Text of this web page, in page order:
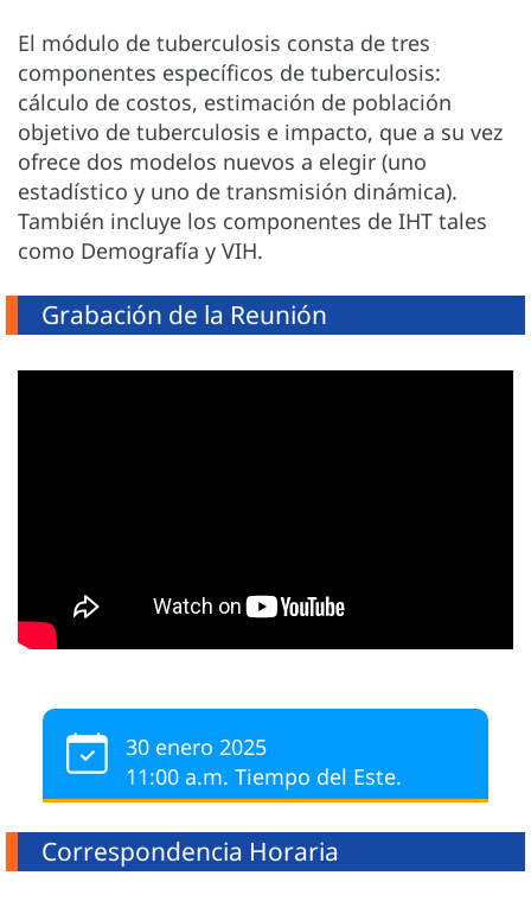
El módulo de tuberculosis consta de tres
componentes específicos de tuberculosis:
cálculo de costos, estimación de población
objetivo de tuberculosis e impacto, que a su vez
ofrece dos modelos nuevos a elegir (uno
estadístico y uno de transmisión dinámica).
También incluye los componentes de IHT tales
como Demografía y VIH.
Grabación de la Reunión
30 enero 2025
11:00 a.m. Tiempo del Este.
Correspondencia Horaria